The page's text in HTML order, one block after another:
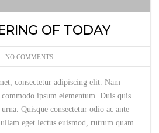
OF TODAY
NO COMMENTS
consectetur adipiscing elit. Nam
ipsum elementum. Duis quis
Quisque consectetur odio ac ante
eget lectus euismod, rutrum quam